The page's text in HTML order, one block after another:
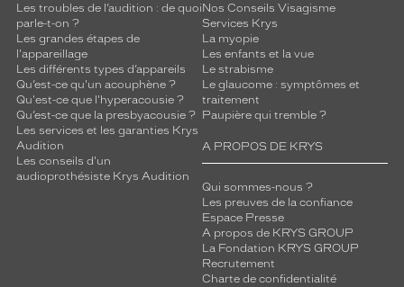
Les troubles de l’audition : de quoi
parle-t-on ?
Les grandes étapes de
l'appareillage
Les différents types d’appareils
Qu’est-ce qu'un acouphène ?
Qu'est-ce que l'hyperacousie ?
Qu’est-ce que la presbyacousie ?
Les services et les garanties Krys
Audition
Les conseils d'un
audioprothésiste Krys Audition
Nos Conseils Visagisme
Services Krys
La myopie
Les enfants et la vue
Le strabisme
Le glaucome : symptômes et
traitement
Paupière qui tremble ?
A PROPOS DE KRYS
Qui sommes-nous ?
Les preuves de la confiance
Espace Presse
A propos de KRYS GROUP
La Fondation KRYS GROUP
Recrutement
Charte de confidentialité